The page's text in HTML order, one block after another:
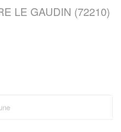
LE GAUDIN (72210)